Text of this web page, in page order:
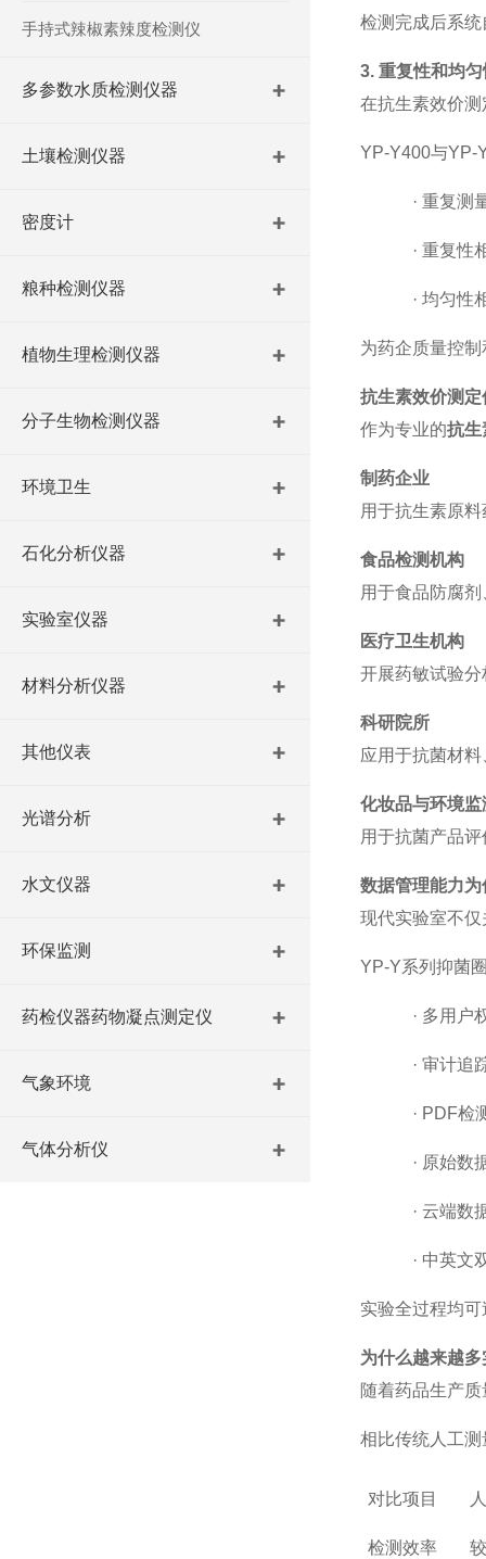
检测完成后系
3. 重复性和均
在抗生素效价
YP-Y400与YP-
· 重复测
· 重复性
· 均匀性
为药企质量控
抗生素效价测
作为专业的抗生
制药企业
用于抗生素原
食品检测机构
用于食品防腐
医疗卫生机构
开展药敏试验
科研院所
应用于抗菌材
化妆品与环境监
用于抗菌产品
数据管理能力
现代实验室不
YP-Y系列抑菌
· 多用户
· 审计追
· PDF检
· 原始数
· 云端数
· 中英文
实验全过程均
为什么越来越
随着药品生产
相比传统人工测
对比项目
检测效率
手持式辣椒素辣度检测仪
多参数水质检测仪器
土壤检测仪器
密度计
粮种检测仪器
植物生理检测仪器
分子生物检测仪器
环境卫生
石化分析仪器
实验室仪器
材料分析仪器
其他仪表
光谱分析
水文仪器
环保监测
药检仪器药物凝点测定仪
气象环境
气体分析仪